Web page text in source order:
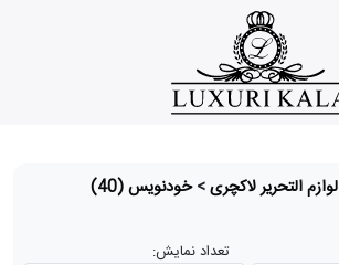
لوازم التحریر لاکچری>خودنویس(40)
تعداد نمایش: